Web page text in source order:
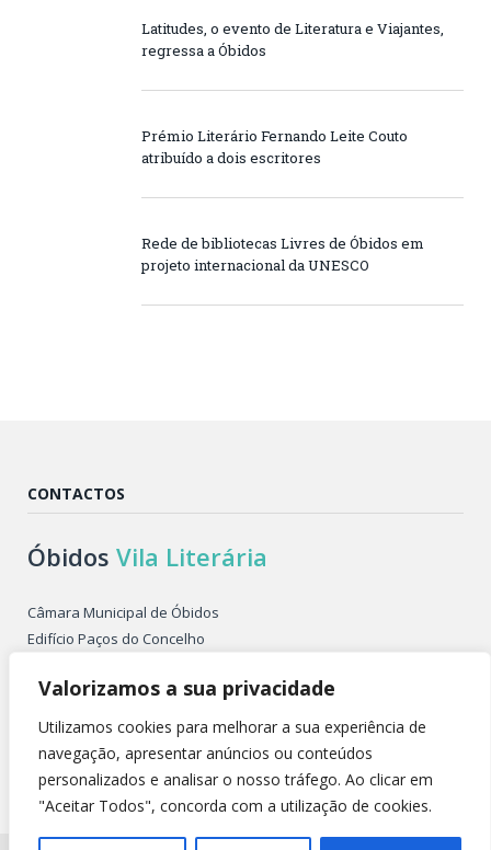
Valorizamos a sua privacidade
Utilizamos cookies para melhorar a sua experiência de
navegação, apresentar anúncios ou conteúdos
personalizados e analisar o nosso tráfego. Ao clicar em
"Aceitar Todos", concorda com a utilização de cookies.
Latitudes, o evento de Literatura e Viajantes,
regressa a Óbidos
Prémio Literário Fernando Leite Couto
atribuído a dois escritores
Rede de bibliotecas Livres de Óbidos em
projeto internacional da UNESCO
CONTACTOS
Óbidos Vila Literária
Câmara Municipal de Óbidos
Edifício Paços do Concelho
2510-086 ÓBIDOS PORTUGAL
Tel. +351 262 955 500
E-mail: obidosvilaliteraria@cm-obidos.pt